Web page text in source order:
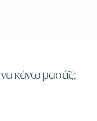
κάνω μασάζ;